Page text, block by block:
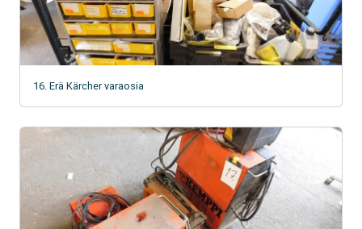
16. Erä Kärcher varaosia